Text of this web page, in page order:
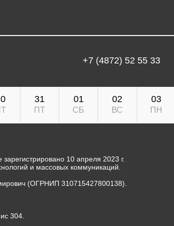
+7 (4872) 52 55 33
31
ПТ
01
СБ
02
ВС
03
ПН
10 апреля 2023 г.
и массовых коммуникаций.
(ОГРНИП 310715427800138).
304.